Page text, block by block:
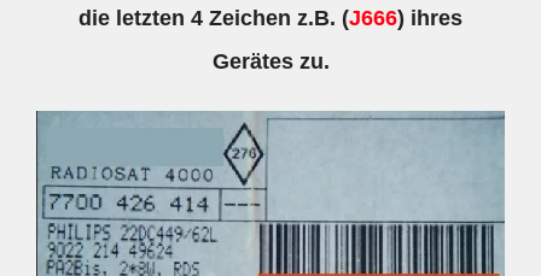
die letzten 4 Zeichen z.B. (J666) ihres
Gerätes zu.